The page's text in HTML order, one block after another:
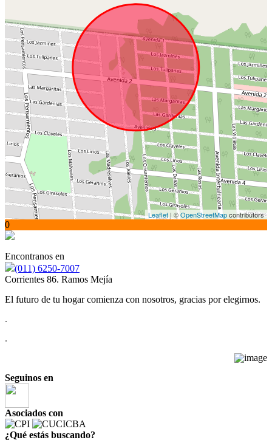
Leaflet | ©OpenStreetMapcontributors
0
Encontranos en
(011) 6250-7007
Corrientes 86. Ramos Mejía
El futuro de tu hogar comienza con nosotros, gracias por elegirnos.
.
.
Seguinos en
Asociados con
¿Qué estás buscando?